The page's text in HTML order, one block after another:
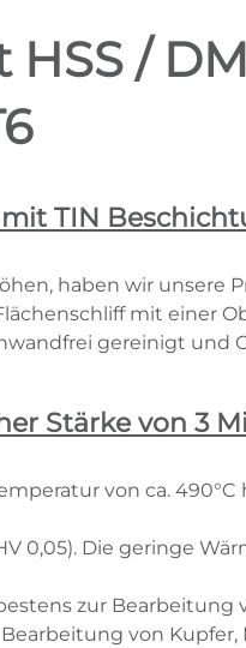
/
TIN
haben wir unsere
mit einer
gereinigt
Stärke von 3
von ca.
0,05). Die geringe
zur
von